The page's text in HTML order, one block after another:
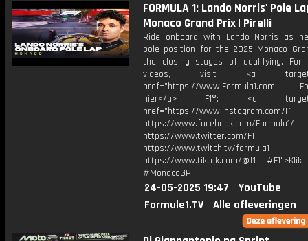
FORMULA 1: Lando Norris' Pole
Monaco Grand Prix | Pirelli
Ride onboard with Lando Norris as
pole position for the 2025 Monaco
the closing stages of qualifying. For
videos, visit <a
href="https://www.Formula1.com
hier</a> F1®: <a
href="https://www.instagram.com/F1
https://www.facebook.com/Formula1/
https://www.twitter.com/F1
https://www.twitch.tv/formula1
https://www.tiktok.com/@f1
#MonacoGP
24-05-2025 19:47
YouTube
Formule1.TV
Alle afleveringen